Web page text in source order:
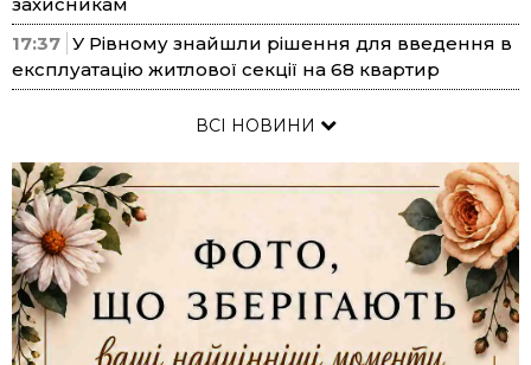
17:37 У Рівному знайшли рішення для введення в
експлуатацію житлової секції на 68 квартир
ВСІ НОВИНИ